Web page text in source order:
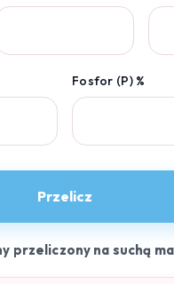
Fosfor (P) %
Przelicz
przeliczony na suchą